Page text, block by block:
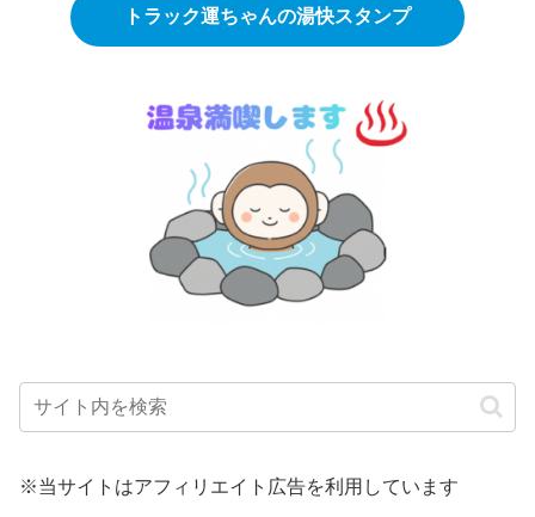
トラック運ちゃんの湯快スタンプ
※当サイトはアフィリエイト広告を利用しています